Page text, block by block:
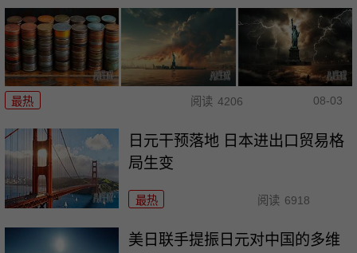
最热 阅读 4206 08-03
日元干预落地 日本进出口贸易格
局生变
最热 阅读 6918
美日联手提振日元对中国的多维